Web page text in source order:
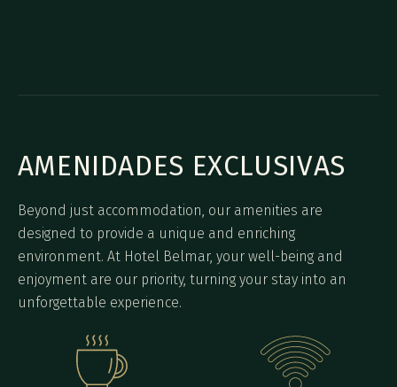
AMENIDADES EXCLUSIVAS
Beyond just accommodation, our amenities are
designed to provide a unique and enriching
environment. At Hotel Belmar, your well-being and
enjoyment are our priority, turning your stay into an
unforgettable experience.